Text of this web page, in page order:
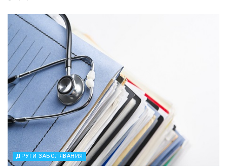
ДРУГИ ЗАБОЛЯВАНИЯ